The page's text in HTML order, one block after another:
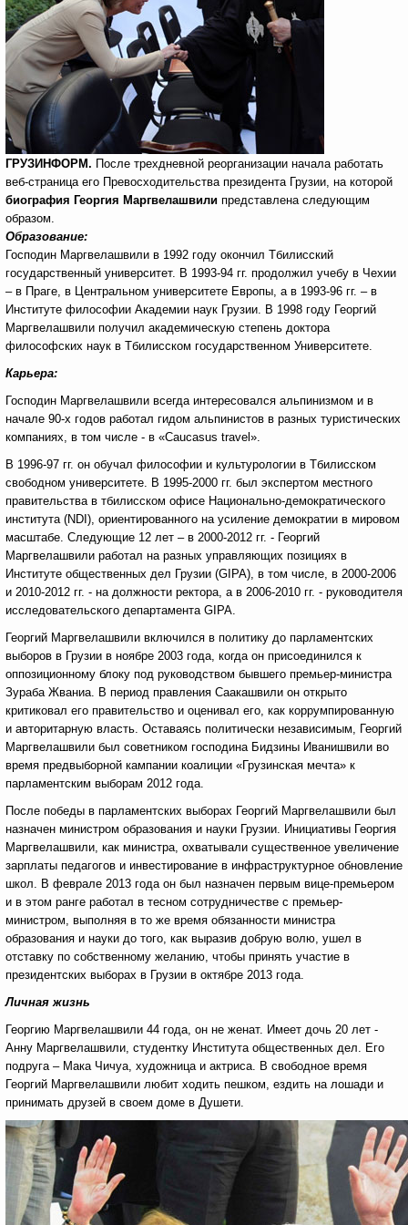
ГРУЗИНФОРМ. После трехдневной реорганизации начала работать
веб-страница его Превосходительства президента Грузии, на которой
биография Георгия Маргвелашвили представлена следующим
образом.
Образование:
Господин Маргвелашвили в 1992 году окончил Тбилисский
государственный университет. В 1993-94 гг. продолжил учебу в Чехии
– в Праге, в Центральном университете Европы, а в 1993-96 гг. – в
Институте философии Академии наук Грузии. В 1998 году Георгий
Маргвелашвили получил академическую степень доктора
философских наук в Тбилисском государственном Университете.
Карьера:
Господин Маргвелашвили всегда интересовался альпинизмом и в
начале 90-х годов работал гидом альпинистов в разных туристических
компаниях, в том числе - в «Caucasus travel».
В 1996-97 гг. он обучал философии и культурологии в Тбилисском
свободном университете. В 1995-2000 гг. был экспертом местного
правительства в тбилисском офисе Национально-демократического
института (NDI), ориентированного на усиление демократии в мировом
масштабе. Следующие 12 лет – в 2000-2012 гг. - Георгий
Маргвелашвили работал на разных управляющих позициях в
Институте общественных дел Грузии (GIPA), в том числе, в 2000-2006
и 2010-2012 гг. - на должности ректора, а в 2006-2010 гг. - руководителя
исследовательского департамента GIPA.
Георгий Маргвелашвили включился в политику до парламентских
выборов в Грузии в ноябре 2003 года, когда он присоединился к
оппозиционному блоку под руководством бывшего премьер-министра
Зураба Жваниа. В период правления Саакашвили он открыто
критиковал его правительство и оценивал его, как коррумпированную
и авторитарную власть. Оставаясь политически независимым, Георгий
Маргвелашвили был советником господина Бидзины Иванишвили во
время предвыборной кампании коалиции «Грузинская мечта» к
парламентским выборам 2012 года.
После победы в парламентских выборах Георгий Маргвелашвили был
назначен министром образования и науки Грузии. Инициативы Георгия
Маргвелашвили, как министра, охватывали существенное увеличение
зарплаты педагогов и инвестирование в инфраструктурное обновление
школ. В феврале 2013 года он был назначен первым вице-премьером
и в этом ранге работал в тесном сотрудничестве с премьер-
министром, выполняя в то же время обязанности министра
образования и науки до того, как выразив добрую волю, ушел в
отставку по собственному желанию, чтобы принять участие в
президентских выборах в Грузии в октябре 2013 года.
Личная жизнь
Георгию Маргвелашвили 44 года, он не женат. Имеет дочь 20 лет -
Анну Маргвелашвили, студентку Института общественных дел. Его
подруга – Мака Чичуа, художница и актриса. В свободное время
Георгий Маргвелашвили любит ходить пешком, ездить на лошади и
принимать друзей в своем доме в Душети.